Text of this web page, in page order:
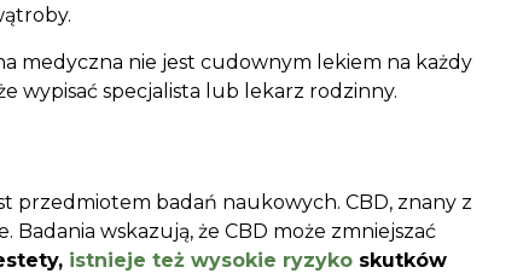
medyczna nie jest cudownym lekiem na każdy
wypisać specjalista lub lekarz rodzinny.
przedmiotem badań naukowych. CBD, znany z
wskazują, że CBD może zmniejszać
istnieje też wysokie ryzyko skutków